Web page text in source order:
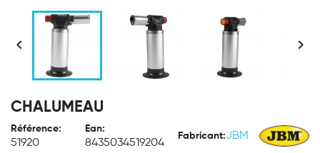
 
CHALUMEAU
Référence:
51920
Ean:
8435034519204
Fabricant:JBM